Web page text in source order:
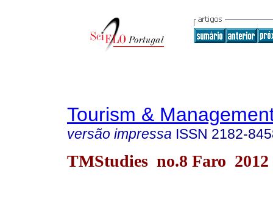
Tourism &
versão impressa ISSN 2182-
TMStudies no.8 Faro 2012